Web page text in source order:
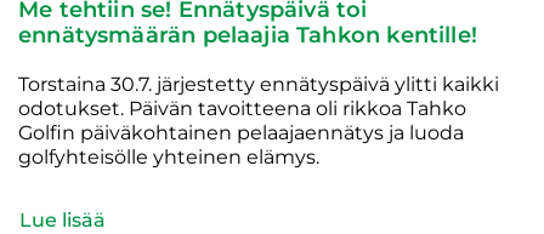
Me tehtiin se! Ennätyspäivä toi
ennätysmäärän pelaajia Tahkon kentille!
Torstaina 30.7. järjestetty ennätyspäivä ylitti kaikki
odotukset. Päivän tavoitteena oli rikkoa Tahko
Golfin päiväkohtainen pelaajaennätys ja luoda
golfyhteisölle yhteinen elämys.
Lue lisää